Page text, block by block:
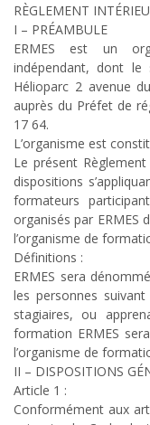
RÈGLEMENT
I – PRÉAMBULE
ERMES est un
indépendant, dont
Hélioparc 2 avenue
auprès du Préfet de
17 64.
L’organisme est
Le présent
dispositions
formateurs
organisés par ERMES
l’organisme de
Définitions :
ERMES sera
les personnes
stagiaires, ou
formation ERMES
l’organisme de
II – DISPOSITIONS
Article 1 :
Conformément aux